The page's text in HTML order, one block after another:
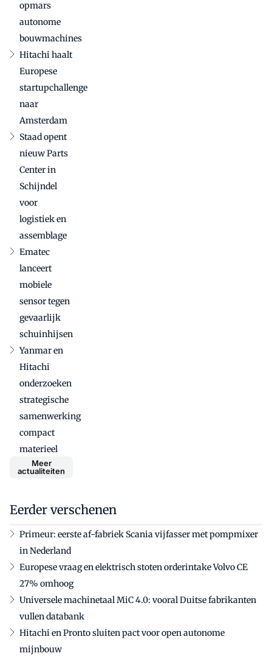
bouwmachinesector
opmars
autonome
bouwmachines
Hitachi haalt
Europese
startupchallenge
naar
Amsterdam
Staad opent
nieuw Parts
Center in
Schijndel
voor
logistiek en
assemblage
Ematec
lanceert
mobiele
sensor tegen
gevaarlijk
schuinhijsen
Yanmar en
Hitachi
onderzoeken
strategische
samenwerking
compact
materieel
Meer
actualiteiten
Eerder verschenen
Primeur: eerste af-fabriek Scania vijfasser met pompmixer
in Nederland
Europese vraag en elektrisch stoten orderintake Volvo CE
27% omhoog
Universele machinetaal MiC 4.0: vooral Duitse fabrikanten
vullen databank
Hitachi en Pronto sluiten pact voor open autonome
mijnbouw